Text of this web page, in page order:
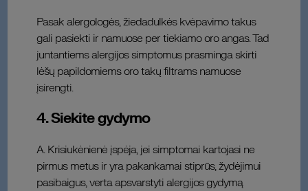
Pasak alergologės, žiedadulkės kvėpavimo takus
gali pasiekti ir namuose per tiekiamo oro angas. Tad
juntantiems alergijos simptomus prasminga skirti
lėšų papildomiems oro takų filtrams namuose
įsirengti.
4. Siekite gydymo
A. Krisiukėnienė įspėja, jei simptomai kartojasi ne
pirmus metus ir yra pakankamai stiprūs, žydėjimui
pasibaigus, verta apsvarstyti alergijos gydymą